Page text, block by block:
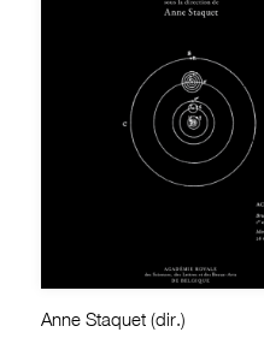
Anne Staquet (dir.)